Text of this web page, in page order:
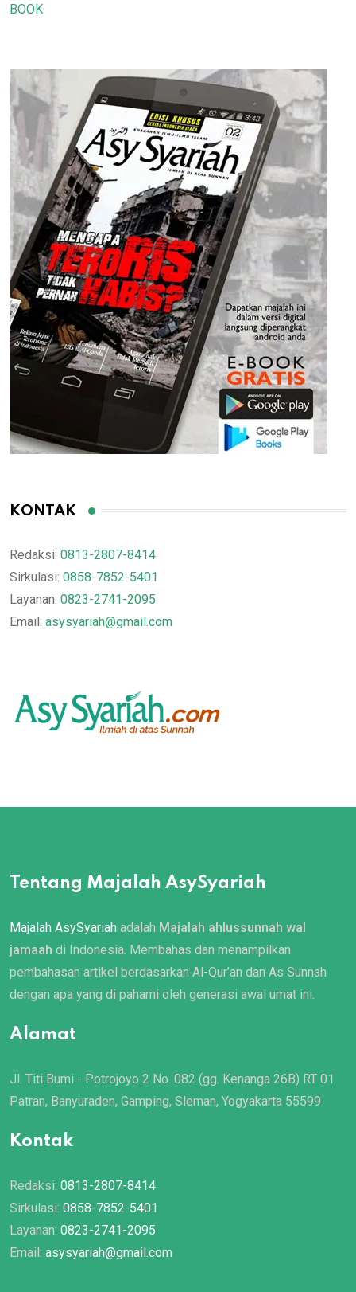
BOOK
KONTAK
Redaksi: 0813-2807-8414
Sirkulasi: 0858-7852-5401
Layanan: 0823-2741-2095
Email: asysyariah@gmail.com
Tentang Majalah AsySyariah
Majalah AsySyariah adalah Majalah ahlussunnah wal
jamaah di Indonesia. Membahas dan menampilkan
pembahasan artikel berdasarkan Al-Qur’an dan As Sunnah
dengan apa yang di pahami oleh generasi awal umat ini.
Alamat
Jl. Titi Bumi - Potrojoyo 2 No. 082 (gg. Kenanga 26B) RT 01
Patran, Banyuraden, Gamping, Sleman, Yogyakarta 55599
Kontak
Redaksi: 0813-2807-8414
Sirkulasi: 0858-7852-5401
Layanan: 0823-2741-2095
Email: asysyariah@gmail.com